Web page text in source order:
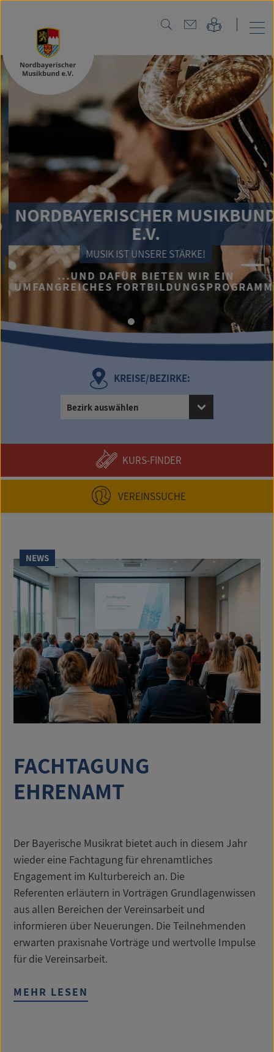
NORDBAYERISCHER MUSIKBUND
E.V.
MUSIK IST UNSERE STÄRKE!
...UND DAFÜR BIETEN WIR EIN
UMFANGREICHES FORTBILDUNGSPROGRAMM.
KREISE/BEZIRKE:
Bezirk auswählen
KURS-FINDER
VEREINSSUCHE
NEWS
FACHTAGUNG
EHRENAMT
Der Bayerische Musikrat bietet auch in diesem Jahr
wieder eine Fachtagung für ehrenamtliches
Engagement im Kulturbereich an. Die
Referenten erläutern in Vorträgen Grundlagenwissen
aus allen Bereichen der Vereinsarbeit und
informieren über Neuerungen. Die Teilnehmenden
erwarten praxisnahe Vorträge und wertvolle Impulse
für die Vereinsarbeit.
MEHR LESEN